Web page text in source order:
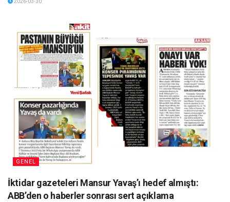
2026-03-30
GENEL
İktidar gazeteleri Mansur Yavaş’ı hedef almıştı:
ABB’den o haberler sonrası sert açıklama